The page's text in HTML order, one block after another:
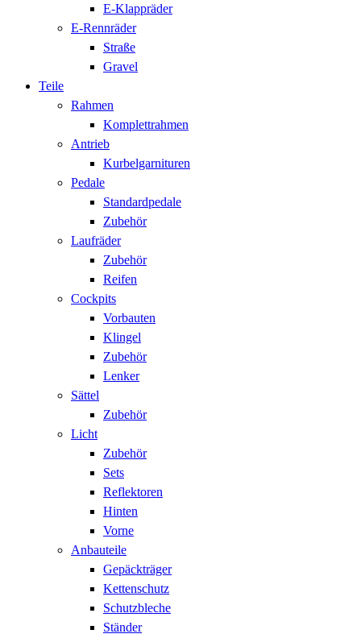
E-Klappräder
E-Rennräder
Straße
Gravel
Teile
Rahmen
Komplettrahmen
Antrieb
Kurbelgarnituren
Pedale
Standardpedale
Zubehör
Laufräder
Zubehör
Reifen
Cockpits
Vorbauten
Klingel
Zubehör
Lenker
Sättel
Zubehör
Licht
Zubehör
Sets
Reflektoren
Hinten
Vorne
Anbauteile
Gepäckträger
Kettenschutz
Schutzbleche
Ständer